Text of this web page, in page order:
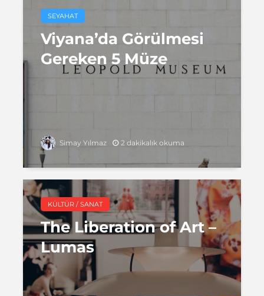
SEYAHAT
Viyana’da Görülmesi
Gereken 5 Müze
Simay Yılmaz 2 dakikalık okuma
KÜLTÜR / SANAT
The Liberation of Art –
Lumas